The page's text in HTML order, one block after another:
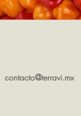
contacto@terravi.mx